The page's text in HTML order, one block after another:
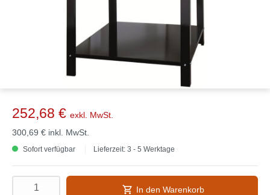
252,68 € exkl. MwSt.
300,69 € inkl. MwSt.
Sofort verfügbar Lieferzeit: 3 - 5 Werktage
In den Warenkorb